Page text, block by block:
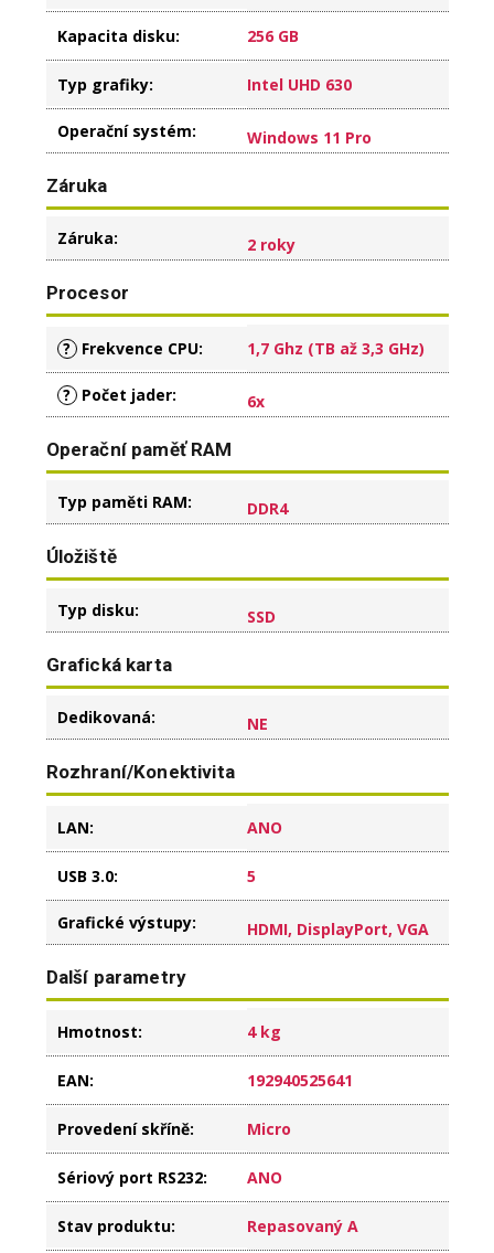
Kapacita disku: 256 GB
Typ grafiky: Intel UHD 630
Operační systém: Windows 11 Pro
Záruka
Záruka: 2 roky
Procesor
? Frekvence CPU: 1,7 Ghz (TB až 3,3 GHz)
? Počet jader: 6x
Operační paměť RAM
Typ paměti RAM: DDR4
Úložiště
Typ disku: SSD
Grafická karta
Dedikovaná: NE
Rozhraní/Konektivita
LAN: ANO
USB 3.0: 5
Grafické výstupy: HDMI, DisplayPort, VGA
Další parametry
Hmotnost: 4 kg
EAN: 192940525641
Provedení skříně: Micro
Sériový port RS232: ANO
Stav produktu: Repasovaný A